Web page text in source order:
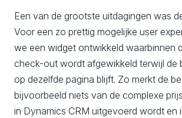
Een van de grootste uitdagingen was
Voor een zo prettig mogelijke user
we een widget ontwikkeld waarbinnen
check-out wordt afgewikkeld terwijl de
op dezelfde pagina blijft. Zo merkt de
bijvoorbeeld niets van de complexe
in Dynamics CRM uitgevoerd wordt en